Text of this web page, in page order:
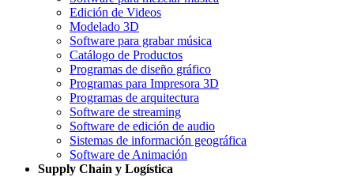
Edición de Videos
Modelado 3D
Software para grabar música
Catálogo de Productos
Programas de diseño gráfico
Programas para Impresora 3D
Programas de arquitectura
Software de streaming
Software de edición de audio
Sistemas de información geográfica
Software de Animación
Supply Chain y Logística